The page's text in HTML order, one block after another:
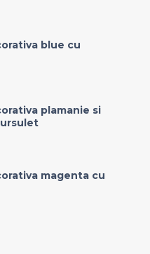
blue cu
plamanie si
magenta cu